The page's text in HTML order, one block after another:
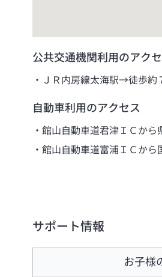
公共交通機関利用のアク
ＪＲ内房線太海駅→徒歩約
自動車利用のアクセス
館山自動車道君津ＩＣから
館山自動車道富浦ＩＣから
サポート情報
お子様